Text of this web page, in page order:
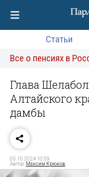
Статьи
Все о пенсиях в
Глава
Алтайского
дамбы
05.10.2024 10:59
Автор: Максим Крюков